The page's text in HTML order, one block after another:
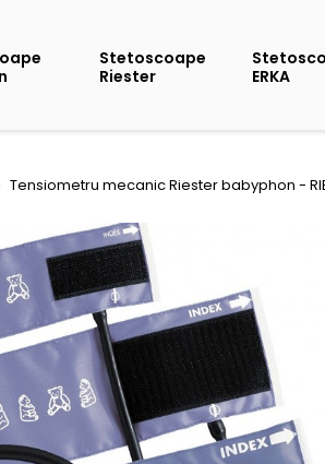
Stetoscoape
Riester
ERKA
Tensiometru mecanic Riester babyphon -